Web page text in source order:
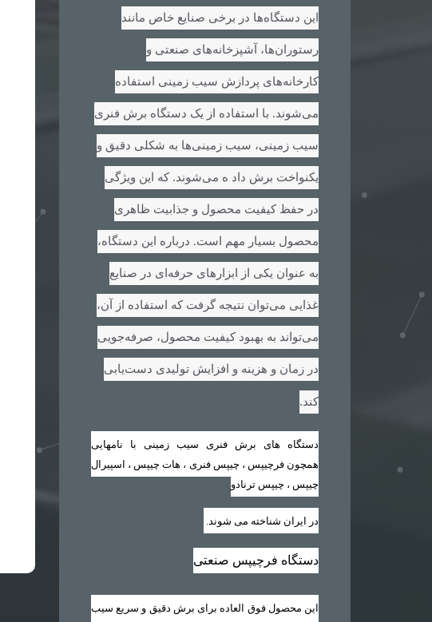
این دستگاه‌ها در برخی صنایع خاص مانند
رستوران‌ها، آشپزخانه‌های صنعتی و
کارخانه‌های پردازش سیب زمینی استفاده
می‌شوند. با استفاده از یک دستگاه برش فنری
سیب زمینی، سیب زمینی‌ها به شکلی دقیق و
یکنواخت برش داد ه می‌شوند. که این ویژگی
در حفظ کیفیت محصول و جذابیت ظاهری
محصول بسیار مهم است. درباره این دستگاه،
به عنوان یکی از ابزارهای حرفه‌ای در صنایع
غذایی می‌توان نتیجه گرفت که استفاده از آن،
می‌تواند به بهبود کیفیت محصول، صرفه‌جویی
در زمان و هزینه و افزایش تولیدی دست‌یابی
کند.
دستگاه های برش فنری سیب زمینی با نامهایی
همچون فرچیپس ، چیپس فنری ، هات چیپس ، اسپیرال
چیپس ، چیپس ترنادو
در ایران شناخته می شوند.
دستگاه فرچیپس صنعتی
این محصول فوق العاده برای برش دقیق و سریع سیب